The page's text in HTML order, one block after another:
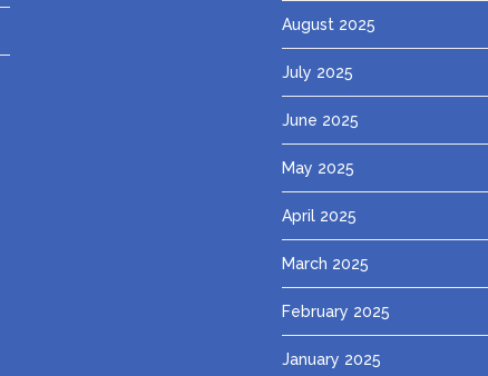
August 2025
July 2025
June 2025
May 2025
April 2025
March 2025
February 2025
January 2025